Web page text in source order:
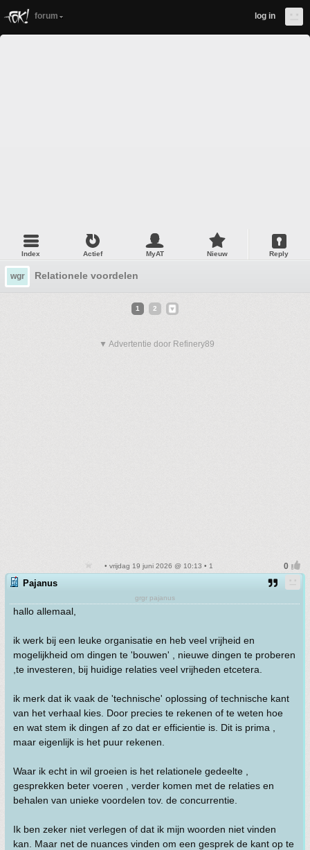
forum log in
Index Actief MyAT Nieuw Reply
wgr Relationele voordelen
1 2
▼ Advertentie door Refinery89
• vrijdag 19 juni 2026 @ 10:13 • 1
Pajanus
grgr pajanus
hallo allemaal,
ik werk bij een leuke organisatie en heb veel vrijheid en
mogelijkheid om dingen te 'bouwen' , nieuwe dingen te proberen
,te investeren, bij huidige relaties veel vrijheden etcetera.
ik merk dat ik vaak de 'technische' oplossing of technische kant
van het verhaal kies. Door precies te rekenen of te weten hoe
en wat stem ik dingen af zo dat er efficientie is. Dit is prima ,
maar eigenlijk is het puur rekenen.
Waar ik echt in wil groeien is het relationele gedeelte ,
gesprekken beter voeren , verder komen met de relaties en
behalen van unieke voordelen tov. de concurrentie.
Ik ben zeker niet verlegen of dat ik mijn woorden niet vinden
kan. Maar net de nuances vinden om een gesprek de kant op te